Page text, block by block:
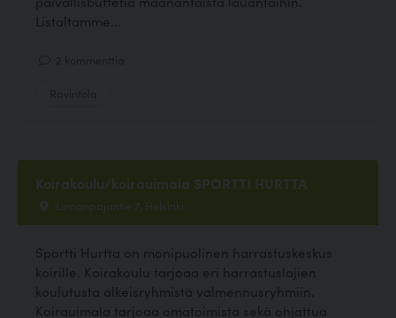
Listaltamme...
Koirakoulu/koirauimala SPORTTI HURTTA
Linnanpajantie 7, Helsinki
Sportti Hurtta on monipuolinen harrastuskeskus
koirille. Koirakoulu tarjoaa eri harrastuslajien
koulutusta alkeisryhmistä valmennusryhmiin.
Koirauimala tarjoaa omatoimista sekä ohjattua